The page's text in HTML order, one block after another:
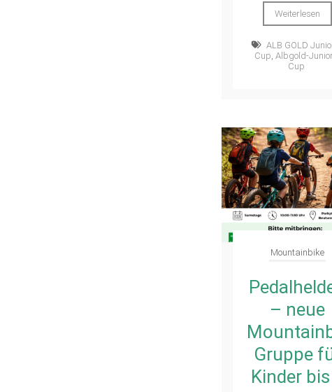
Weiterlesen
ALB GOLD
Cup,Albgold-
Cup
Mountainbike
– neue
Gruppe
Kinder